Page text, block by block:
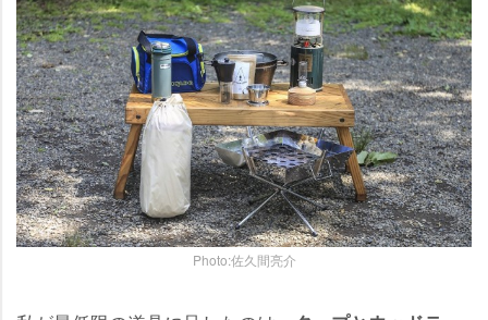
Photo:佐久間亮介